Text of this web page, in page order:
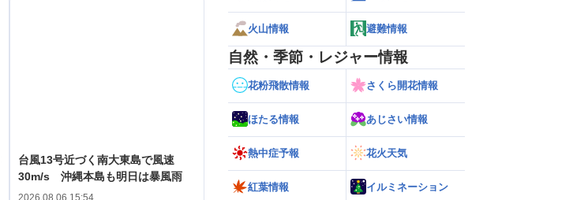
台風13号近づく南大東島で風速
30m/s 沖縄本島も明日は暴風雨
2026.08.06 15:54
火山情報 避難情報
自然・季節・レジャー情報
花粉飛散情報 さくら開花情報
ほたる情報 あじさい情報
熱中症予報 花火天気
紅葉情報 イルミネーション